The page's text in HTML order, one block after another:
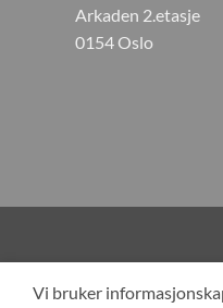
Arkaden 2.etasje
0154 Oslo
Vi bruker